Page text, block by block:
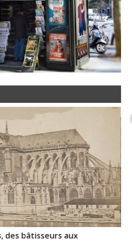
des bâtisseurs aux